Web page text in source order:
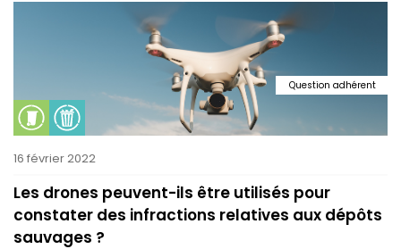
Question adhérent
16 février 2022
Les drones peuvent-ils être utilisés pour
constater des infractions relatives aux dépôts
sauvages ?